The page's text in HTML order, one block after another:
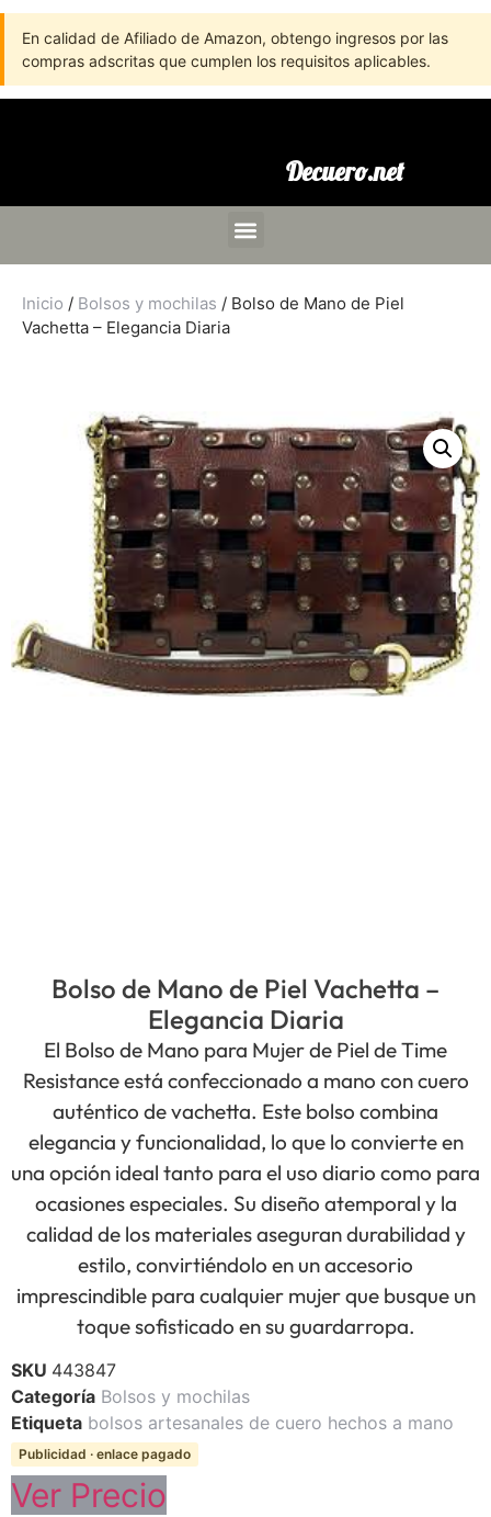
En calidad de Afiliado de Amazon, obtengo ingresos por las
compras adscritas que cumplen los requisitos aplicables.
Decuero.net
Inicio / Bolsos y mochilas / Bolso de Mano de Piel
Vachetta – Elegancia Diaria
Bolso de Mano de Piel Vachetta –
Elegancia Diaria
El Bolso de Mano para Mujer de Piel de Time
Resistance está confeccionado a mano con cuero
auténtico de vachetta. Este bolso combina
elegancia y funcionalidad, lo que lo convierte en
una opción ideal tanto para el uso diario como para
ocasiones especiales. Su diseño atemporal y la
calidad de los materiales aseguran durabilidad y
estilo, convirtiéndolo en un accesorio
imprescindible para cualquier mujer que busque un
toque sofisticado en su guardarropa.
SKU 443847
Categoría Bolsos y mochilas
Etiqueta bolsos artesanales de cuero hechos a mano
Publicidad · enlace pagado
Ver Precio